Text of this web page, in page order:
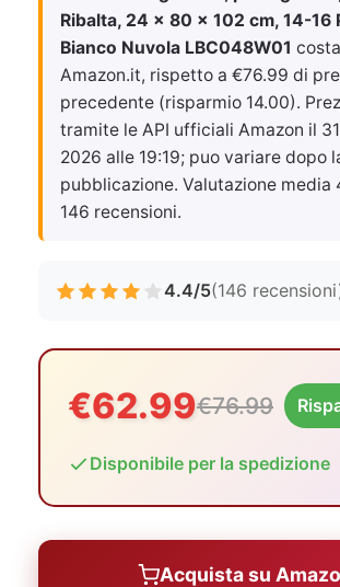
Ribalta, 24 x 80 x 102 cm, 14-16
Bianco Nuvola LBC048W01 costa
Amazon.it, rispetto a €76.99 di
precedente (risparmio 14.00).
tramite le API ufficiali Amazon il
2026 alle 19:19; puo variare dopo
pubblicazione. Valutazione media
146 recensioni.
4.4/5(146
€62.99€76.99
Disponibile per la spedizione
Acquista su